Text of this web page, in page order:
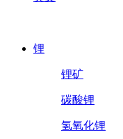
锂
锂矿
碳酸锂
氢氧化锂